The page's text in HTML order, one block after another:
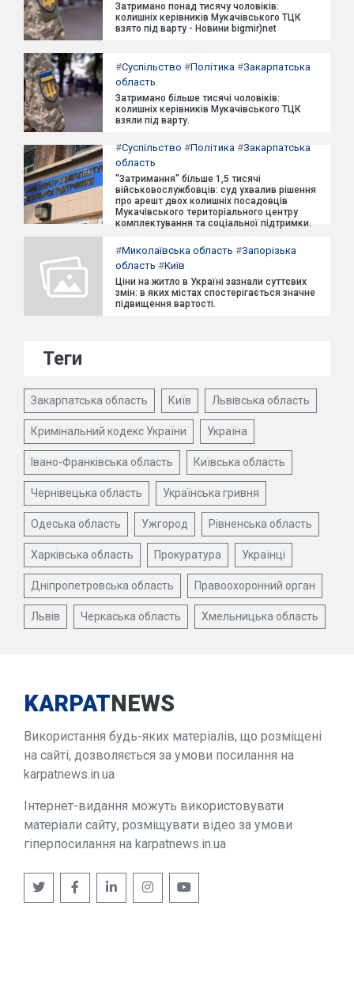
Затримано понад тисячу чоловіків:
колишніх керівників Мукачівського ТЦК
взято під варту - Новини bigmir)net
#Суспільство #Політика #Закарпатська
область
Затримано більше тисячі чоловіків:
колишніх керівників Мукачівського ТЦК
взяли під варту.
#Суспільство #Політика #Закарпатська
область
"Затримання" більше 1,5 тисячі
військовослужбовців: суд ухвалив рішення
про арешт двох колишніх посадовців
Мукачівського територіального центру
комплектування та соціальної підтримки.
#Миколаївська область #Запорізька
область #Київ
Ціни на житло в Україні зазнали суттєвих
змін: в яких містах спостерігається значне
підвищення вартості.
Теги
Закарпатська область Київ Львівська область
Кримінальний кодекс України Україна
Івано-Франківська область Київська область
Чернівецька область Українська гривня
Одеська область Ужгород Рівненська область
Харківська область Прокуратура Українці
Дніпропетровська область Правоохоронний орган
Львів Черкаська область Хмельницька область
KARPATNEWS
Використання будь-яких матеріалів, що розміщені
на сайті, дозволяється за умови посилання на
karpatnews.in.ua
Інтернет-видання можуть використовувати
матеріали сайту, розміщувати відео за умови
гіперпосилання на karpatnews.in.ua